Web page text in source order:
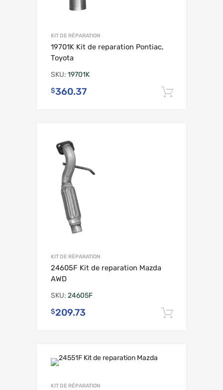
KIT DE RÉPARATION
19701K Kit de reparation Pontiac,
Toyota
SKU: 19701K
$360.37
KIT DE RÉPARATION
24605F Kit de reparation Mazda
AWD
SKU: 24605F
$209.73
KIT DE RÉPARATION